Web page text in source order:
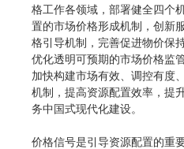
格工作各领域，部署健全四个
置的市场价格形成机制，创新
格引导机制，完善促进物价保
优化透明可预期的市场价格监
加快构建市场有效、调控有度
机制，提高资源配置效率，提
务中国式现代化建设。
价格信号是引导资源配置的重